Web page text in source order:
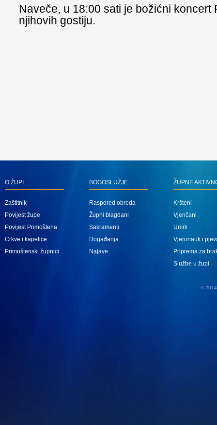
Naveče, u 18:00 sati je božićni koncert
njihovih gostiju.
O ŽUPI
Zaštitnik
Povijest župe
Povijest Primoštena
Crkve i kapelice
Primoštenski župnici
BOGOSLUŽJE
Raspored obreda
Župni blagdani
Sakramenti
Događanja
Najave
ŽUPNE
Kršteni
Vjenčani
Umrli
Vjeronauk i
Priprema za
Službe u župi
© 2014